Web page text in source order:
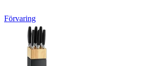
Förvaring